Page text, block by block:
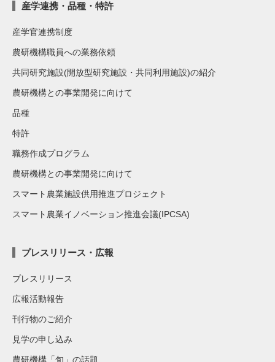
産学連携・品種・特許
産学官連携制度
農研機構職員への業務依頼
共同研究施設(開放型研究施設・共同利用施設)の紹介
農研機構との事業開発に向けて
品種
特許
職務作成プログラム
農研機構との事業開発に向けて
スマート農業施設供用推進プロジェクト
スマート農業イノベーション推進会議(IPCSA)
プレスリリース・広報
プレスリリース
広報活動報告
刊行物のご紹介
見学の申し込み
農研機構「旬」の話題